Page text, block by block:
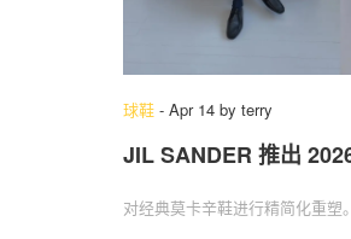
球鞋 - Apr 14 by terry
JIL SANDER 推出
对经典莫卡辛鞋进行精简化重塑。